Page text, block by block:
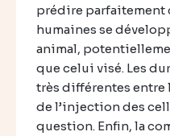
prédire parfaitement
humaines se
animal,
que celui visé. Les
très différentes entre
de l’injection des
question. Enfin, la